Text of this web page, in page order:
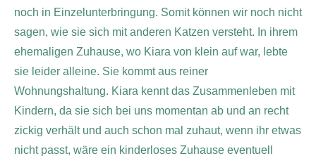
noch in Einzelunterbringung. Somit können wir noch nicht
sagen, wie sie sich mit anderen Katzen versteht. In ihrem
ehemaligen Zuhause, wo Kiara von klein auf war, lebte
sie leider alleine. Sie kommt aus reiner
Wohnungshaltung. Kiara kennt das Zusammenleben mit
Kindern, da sie sich bei uns momentan ab und an recht
zickig verhält und auch schon mal zuhaut, wenn ihr etwas
nicht passt, wäre ein kinderloses Zuhause eventuell